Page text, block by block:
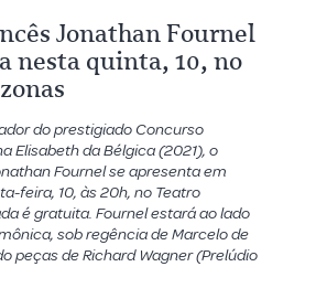
Jonathan Fournel
nesta quinta, 10, no
do prestigiado Concurso
Elisabeth da Bélgica (2021), o
Fournel se apresenta em
feira, 10, às 20h, no Teatro
é gratuita. Fournel estará ao lado
sob regência de Marcelo de
peças de Richard Wagner (Prelúdio